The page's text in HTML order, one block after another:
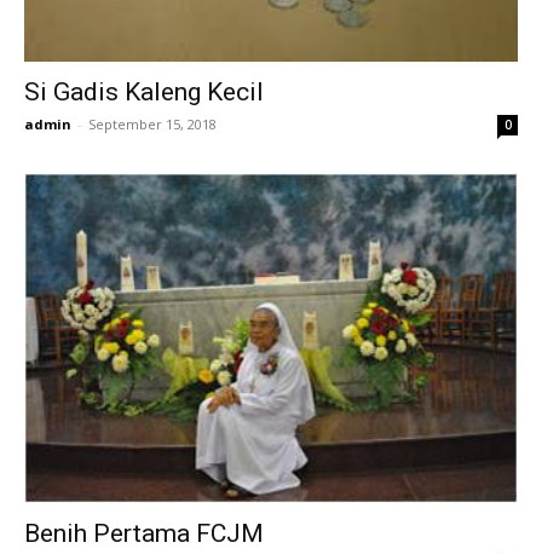
Si Gadis Kaleng Kecil
admin - September 15, 2018 0
Benih Pertama FCJM